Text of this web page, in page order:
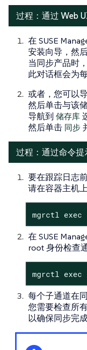
过程：通过 Web
在 SUSE
安装向导 ，然
当同步产品时，
此对话框会为
或者，您可以
然后单击与该
导航到 储存库
然后单击 同步
过程：通过命令
要在跟踪日志
请在容器主机
mgrctl
在 SUSE
root 身份检查
mgrctl
每个子通道在
您需要检查所
以确保同步完成